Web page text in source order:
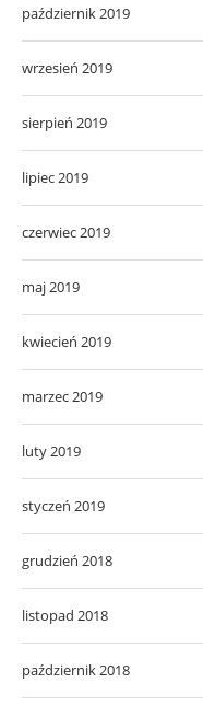
październik 2019
wrzesień 2019
sierpień 2019
lipiec 2019
czerwiec 2019
maj 2019
kwiecień 2019
marzec 2019
luty 2019
styczeń 2019
grudzień 2018
listopad 2018
październik 2018